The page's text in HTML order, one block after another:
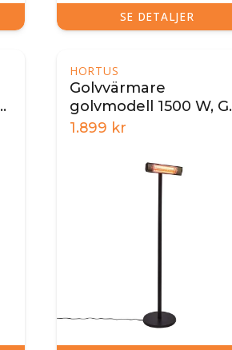
SE DETALJER
HORTUS
Golvvärmare
golvmodell 1500 W,
svart
1.899 kr